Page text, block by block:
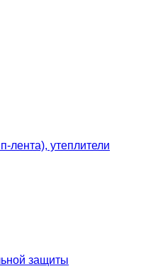
лента), утеплители
защиты